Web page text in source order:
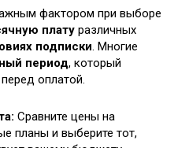
фактором при выборе
плату различных
подписки. Многие
период, который
оплатой.
Сравните цены на
планы и выберите тот,